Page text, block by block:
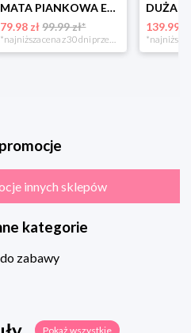
MATA PIANKOWA EDUKACYJNA SKŁADANA DLA DZIECI DUŻA 180x200 PIANKA XPE NUKIDO
79.98 zł 99.99 zł*
*najniższa cena z 30 dni przed obniżką
139.99 zł
innych sklepów
kategorie
zabawy
Pokaż wszystkie